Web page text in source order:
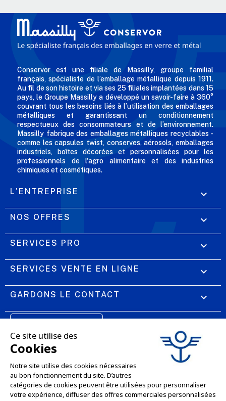
Conservor est une filiale de Massilly, groupe familial
français, spécialiste de l’emballage métallique depuis 1911.
Au fil de son histoire et via ses 25 filiales implantées dans 15
pays, le Groupe Massilly a développé un savoir-faire à 360°
couvrant tous les besoins liés à l’utilisation des emballages
métalliques et garantissant un conditionnement
respectueux des consommateurs et de l’environnement.
Massilly fabrique des emballages métalliques recyclables -
comme les capsules twist, conserves, aérosols, emballages
industriels, boîtes décorées et personnalisées pour les
professionnels de l'agro alimentaire et des industries
chimiques et cosmétiques.
L'ENTREPRISE 
NOS OFFRES 
SERVICES PRO 
SERVICES VENTE EN LIGNE 
GARDONS LE CONTACT 
SITE E-COMMERCE
NOS AGENCES entre 9h et 12h puis
entre 13h30 et 17h